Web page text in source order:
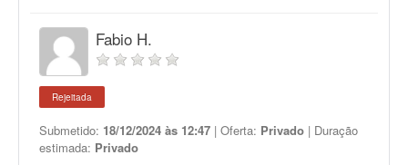
Fabio H.
Rejeitada
Submetido: 18/12/2024 às 12:47 | Oferta: Privado | Duração
estimada: Privado